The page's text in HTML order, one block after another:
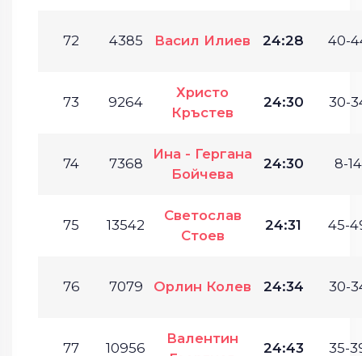
72 4385 Васил Илиев 24:28 40-
73 9264
Христо
Кръстев
24:30 30-
74 7368
Ина - Гергана
Бойчева
24:30 8-
75 13542
Светослав
Стоев
24:31 45-
76 7079 Орлин Колев 24:34 30-
77 10956
Валентин
24:43 35-